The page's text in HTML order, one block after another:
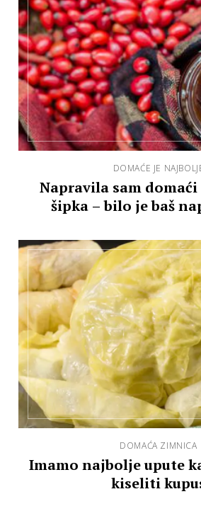
DOMAĆE JE
Napravila sam domaći
šipka – bilo je baš
DOMAĆA ZIMNICA
Imamo najbolje upute
kiseliti